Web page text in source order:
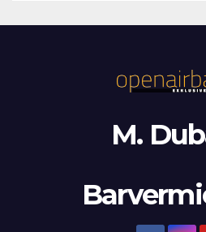
M.